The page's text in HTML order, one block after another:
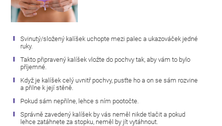
Svinutý/složený kalíšek uchopte mezi palec a ukazováček jedné
ruky.
Takto připravený kalíšek vložte do pochvy tak, aby vám to bylo
příjemné.
Když je kalíšek celý uvnitř pochvy, pusťte ho a on se sám rozvine
a přilne k její stěně.
Pokud sám nepřilne, lehce s ním pootočte.
Správně zavedený kalíšek by vás neměl nikde tlačit a pokud
lehce zatáhnete za stopku, neměl by jít vytáhnout.